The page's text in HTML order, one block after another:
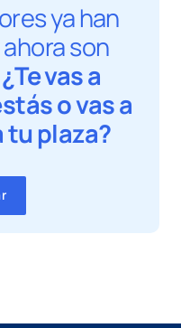
ya han
son
¿Te vas a
o vas a
tu plaza?